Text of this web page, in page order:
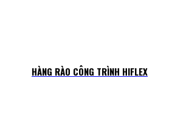
HÀNG RÀO CÔNG TRÌNH HIFLEX